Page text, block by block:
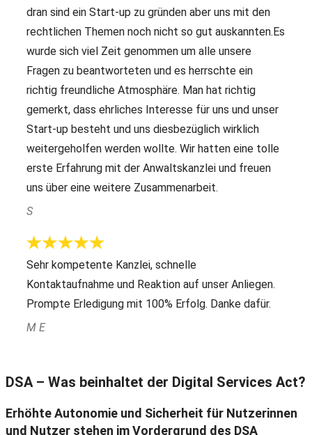
dran sind ein Start-up zu gründen aber uns mit den
rechtlichen Themen noch nicht so gut auskannten.Es
wurde sich viel Zeit genommen um alle unsere
Fragen zu beantworteten und es herrschte ein
richtig freundliche Atmosphäre. Man hat richtig
gemerkt, dass ehrliches Interesse für uns und unser
Start-up besteht und uns diesbezüglich wirklich
weitergeholfen werden wollte. Wir hatten eine tolle
erste Erfahrung mit der Anwaltskanzlei und freuen
uns über eine weitere Zusammenarbeit.
S
Sehr kompetente Kanzlei, schnelle
Kontaktaufnahme und Reaktion auf unser Anliegen.
Prompte Erledigung mit 100% Erfolg. Danke dafür.
M E
DSA – Was beinhaltet der Digital Services Act?
Erhöhte Autonomie und Sicherheit für Nutzerinnen
und Nutzer stehen im Vordergrund des DSA